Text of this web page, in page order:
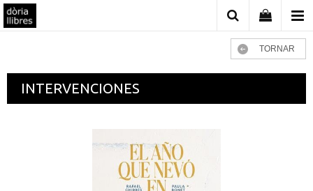
TORNAR
INTERVENCIONES